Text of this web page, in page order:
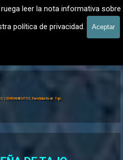
leer la nota informativa sobre
política de privacidad.
Aceptar
- VALLADO DE FINCAS
Cercados
| CERRAMIENTOS, Fuentidueña de Tajo